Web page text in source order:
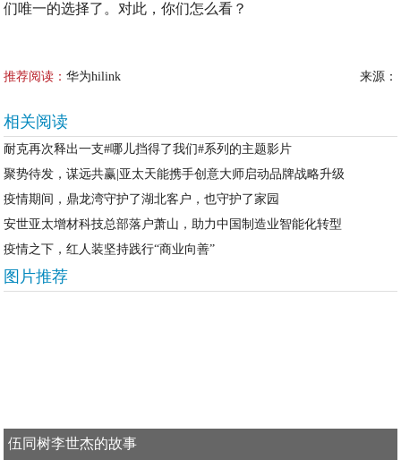
们唯一的选择了。对此，你们怎么看？
推荐阅读：华为hilink 来源：
相关阅读
耐克再次释出一支#哪儿挡得了我们#系列的主题影片
聚势待发，谋远共赢|亚太天能携手创意大师启动品牌战略升级
疫情期间，鼎龙湾守护了湖北客户，也守护了家园
安世亚太增材科技总部落户萧山，助力中国制造业智能化转型
疫情之下，红人装坚持践行“商业向善”
图片推荐
伍同树李世杰的故事